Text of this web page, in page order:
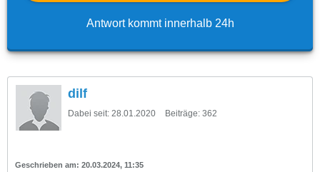
Antwort kommt innerhalb 24h
dilf
Dabei seit: 28.01.2020 Beiträge: 362
20.03.2024, 11:35